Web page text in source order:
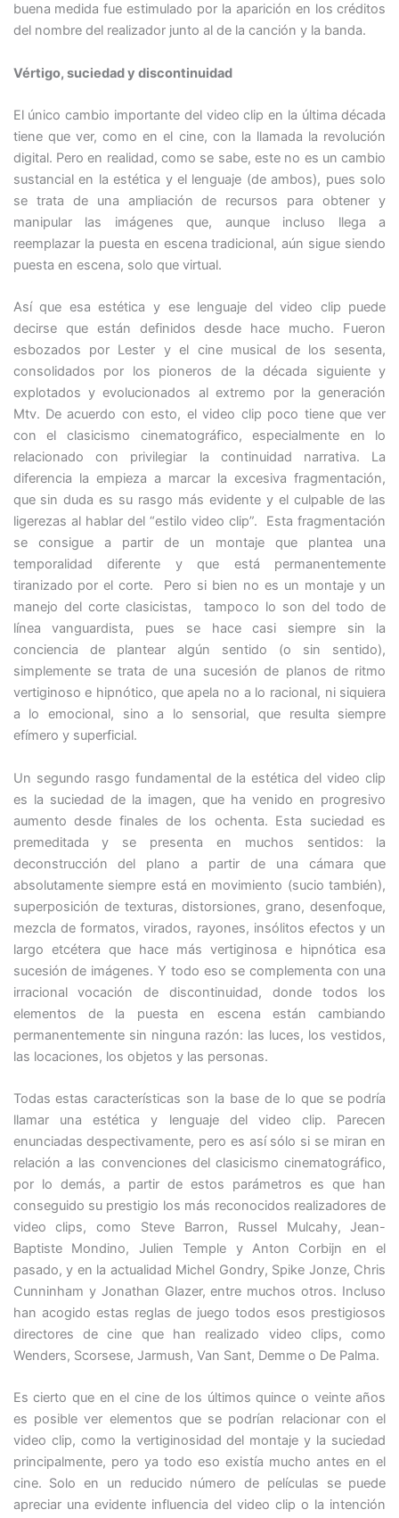
buena medida fue estimulado por la aparición en los créditos
del nombre del realizador junto al de la canción y la banda.
Vértigo, suciedad y discontinuidad
El único cambio importante del video clip en la última década
tiene que ver, como en el cine, con la llamada la revolución
digital. Pero en realidad, como se sabe, este no es un cambio
sustancial en la estética y el lenguaje (de ambos), pues solo
se trata de una ampliación de recursos para obtener y
manipular las imágenes que, aunque incluso llega a
reemplazar la puesta en escena tradicional, aún sigue siendo
puesta en escena, solo que virtual.
Así que esa estética y ese lenguaje del video clip puede
decirse que están definidos desde hace mucho. Fueron
esbozados por Lester y el cine musical de los sesenta,
consolidados por los pioneros de la década siguiente y
explotados y evolucionados al extremo por la generación
Mtv. De acuerdo con esto, el video clip poco tiene que ver
con el clasicismo cinematográfico, especialmente en lo
relacionado con privilegiar la continuidad narrativa. La
diferencia la empieza a marcar la excesiva fragmentación,
que sin duda es su rasgo más evidente y el culpable de las
ligerezas al hablar del “estilo video clip”. Esta fragmentación
se consigue a partir de un montaje que plantea una
temporalidad diferente y que está permanentemente
tiranizado por el corte. Pero si bien no es un montaje y un
manejo del corte clasicistas, tampoco lo son del todo de
línea vanguardista, pues se hace casi siempre sin la
conciencia de plantear algún sentido (o sin sentido),
simplemente se trata de una sucesión de planos de ritmo
vertiginoso e hipnótico, que apela no a lo racional, ni siquiera
a lo emocional, sino a lo sensorial, que resulta siempre
efímero y superficial.
Un segundo rasgo fundamental de la estética del video clip
es la suciedad de la imagen, que ha venido en progresivo
aumento desde finales de los ochenta. Esta suciedad es
premeditada y se presenta en muchos sentidos: la
deconstrucción del plano a partir de una cámara que
absolutamente siempre está en movimiento (sucio también),
superposición de texturas, distorsiones, grano, desenfoque,
mezcla de formatos, virados, rayones, insólitos efectos y un
largo etcétera que hace más vertiginosa e hipnótica esa
sucesión de imágenes. Y todo eso se complementa con una
irracional vocación de discontinuidad, donde todos los
elementos de la puesta en escena están cambiando
permanentemente sin ninguna razón: las luces, los vestidos,
las locaciones, los objetos y las personas.
Todas estas características son la base de lo que se podría
llamar una estética y lenguaje del video clip. Parecen
enunciadas despectivamente, pero es así sólo si se miran en
relación a las convenciones del clasicismo cinematográfico,
por lo demás, a partir de estos parámetros es que han
conseguido su prestigio los más reconocidos realizadores de
video clips, como Steve Barron, Russel Mulcahy, Jean-
Baptiste Mondino, Julien Temple y Anton Corbijn en el
pasado, y en la actualidad Michel Gondry, Spike Jonze, Chris
Cunninham y Jonathan Glazer, entre muchos otros. Incluso
han acogido estas reglas de juego todos esos prestigiosos
directores de cine que han realizado video clips, como
Wenders, Scorsese, Jarmush, Van Sant, Demme o De Palma.
Es cierto que en el cine de los últimos quince o veinte años
es posible ver elementos que se podrían relacionar con el
video clip, como la vertiginosidad del montaje y la suciedad
principalmente, pero ya todo eso existía mucho antes en el
cine. Solo en un reducido número de películas se puede
apreciar una evidente influencia del video clip o la intención